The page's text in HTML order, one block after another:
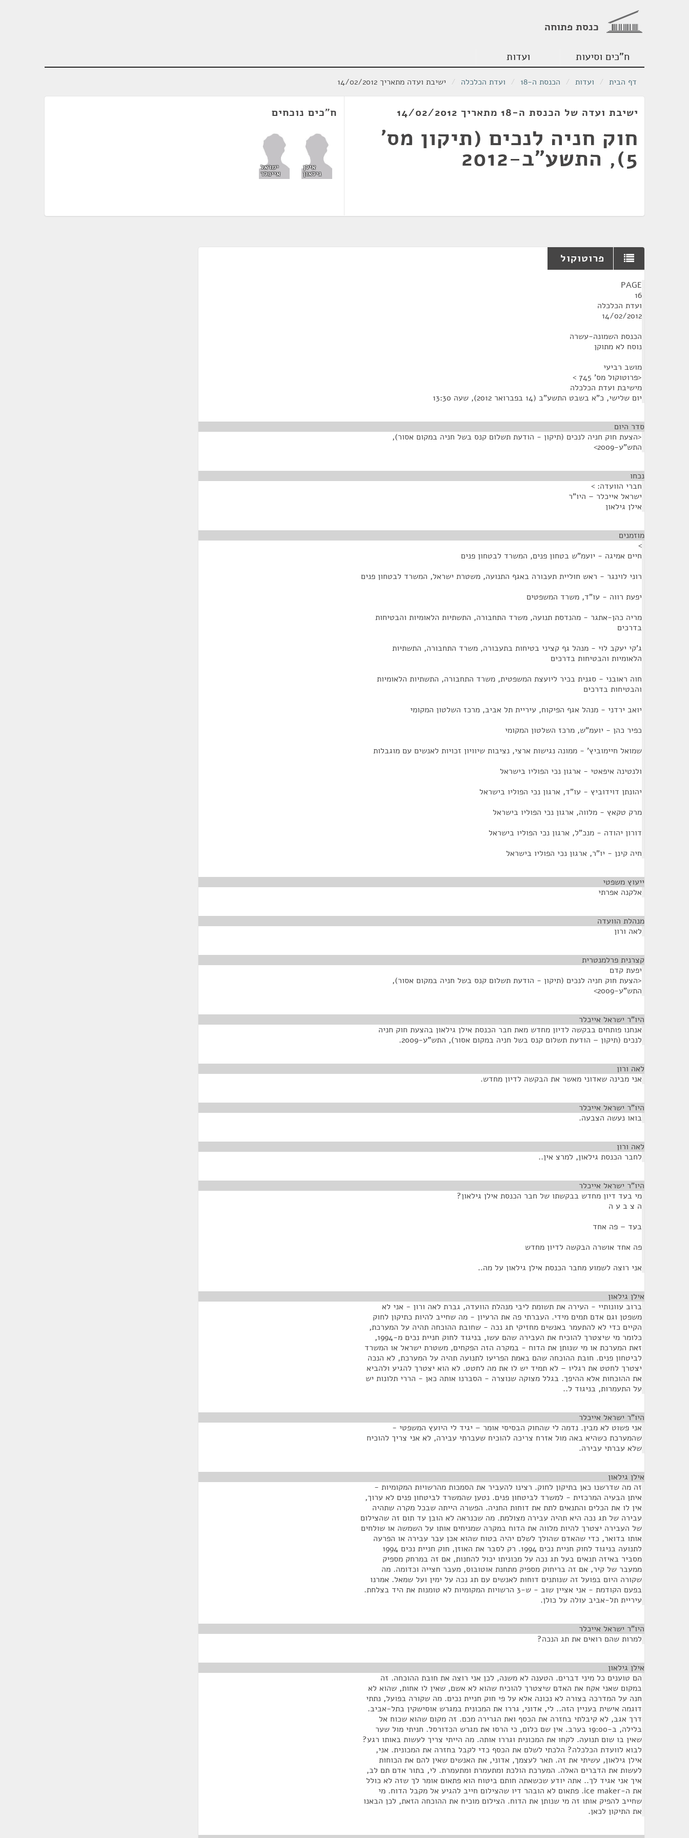
כנסת פתוחה
ח"כים וסיעות ועדות
דף הבית / ועדות / הכנסת ה-18 / ועדת הכלכלה / ישיבת ועדה מתאריך 14/02/2012
ישיבת ועדה של הכנסת ה-18 מתאריך 14/02/2012
חוק חניה לנכים (תיקון מס'
5), התשע"ב-2012
ח"כים נוכחים
אילן
גילאון
ישראל
אייכלר
פרוטוקול
PAGE
16
ועדת הכלכלה
14/02/2012
הכנסת השמונה-עשרה
נוסח לא מתוקן
מושב רביעי
<פרוטוקול מס' 745 >
מישיבת ועדת הכלכלה
יום שלישי, כ"א בשבט התשע"ב (14 בפברואר 2012), שעה 13:30
סדר היום
<הצעת חוק חניה לנכים (תיקון - הודעת תשלום קנס בשל חניה במקום אסור),
התש"ע-2009>
נכחו
חברי הוועדה: >
ישראל אייכלר – היו"ר
אילן גילאון
מוזמנים
>
חיים אמיגה - יועמ"ש בטחון פנים, המשרד לבטחון פנים
רוני לוינגר - ראש חוליית תעבורה באגף התנועה, משטרת ישראל, המשרד לבטחון פנים
יפעת רווה - עו"ד, משרד המשפטים
מריה כהן-אתגר - מהנדסת תנועה, משרד התחבורה, התשתיות הלאומיות והבטיחות
בדרכים
ג'קי יעקב לוי - מנהל גף קציני בטיחות בתעבורה, משרד התחבורה, התשתיות
הלאומיות והבטיחות בדרכים
חוה ראובני - סגנית בכיר ליועצת המשפטית, משרד התחבורה, התשתיות הלאומיות
והבטיחות בדרכים
יואב ירדני - מנהל אגף הפיקוח, עיריית תל אביב, מרכז השלטון המקומי
כפיר כהן - יועמ"ש, מרכז השלטון המקומי
שמואל חיימוביץ' - ממונה נגישות ארצי, נציבות שיוויון זכויות לאנשים עם מוגבלות
ולנטינה איפאטי - ארגון נכי הפוליו בישראל
יהונתן דוידוביץ - עו"ד, ארגון נכי הפוליו בישראל
מרק טקאץ - מלווה, ארגון נכי הפוליו בישראל
דורון יהודה - מנכ"ל, ארגון נכי הפוליו בישראל
חיה קינן - יו"ר, ארגון נכי הפוליו בישראל
ייעוץ משפטי
אלקנה אפרתי
מנהלת הוועדה
לאה ורון
קצרנית פרלמנטרית
יפעת קדם
<הצעת חוק חניה לנכים (תיקון - הודעת תשלום קנס בשל חניה במקום אסור),
התש"ע-2009>
היו"ר ישראל אייכלר
אנחנו פותחים בבקשה לדיון מחדש מאת חבר הכנסת אילן גילאון בהצעת חוק חניה
לנכים (תיקון – הודעת תשלום קנס בשל חניה במקום אסור), התש"ע-2009.
לאה ורון
אני מבינה שאדוני מאשר את הבקשה לדיון מחדש.
היו"ר ישראל אייכלר
בואו נעשה הצבעה.
לאה ורון
לחבר הכנסת גילאון, למרצ אין..
היו"ר ישראל אייכלר
מי בעד דיון מחדש בבקשתו של חבר הכנסת אילן גילאון?
ה צ ב ע ה
בעד – פה אחד
פה אחד אושרה הבקשה לדיון מחדש
אני רוצה לשמוע מחבר הכנסת אילן גילאון על מה..
אילן גילאון
ברוב עוונותיי - העירה את תשומת ליבי מנהלת הוועדה, גברת לאה ורון - אני לא
משפטן וגם אדם תמים מידי. העברתי פה את הרעיון - מה שחייב להיות כתיקון לחוק
הקיים כדי לא להתעמר באנשים מחזיקי תג נכה - שחובת ההוכחה תהיה על המערכת,
כלומר מי שיצטרך להוכיח את העבירה שהם עשו, בניגוד לחוק חניית נכים מ-1994,
זאת המערכת או מי שנותן את הדוח - במקרה הזה הפקחים, משטרת ישראל או המשרד
לביטחון פנים. חובת ההוכחה שהם באמת הפריעו לתנועה תהיה על המערכת, לא הנכה
יצטרך לחטט את רגליו – לא תמיד יש לו את מה לחטט. לא הוא יצטרך להגיע ולהביא
את ההוכחות אלא ההיפך. בגלל מצוקה שנוצרה - הסברנו אותה כאן - הררי תלונות יש
על התעמרות, בניגוד ל..
היו"ר ישראל אייכלר
אני פשוט לא מבין. נדמה לי שהחוק הבסיסי אומר – יגיד לי היועץ המשפטי -
שהמערכת כשהיא באה מול אזרח צריכה להוכיח שעברתי עבירה, לא אני צריך להוכיח
שלא עברתי עבירה.
אילן גילאון
זה מה שדרשנו כאן בתיקון לחוק. רצינו להעביר את הסמכות מהרשויות המקומיות -
איתן הבעיה המרכזית - למשרד לביטחון פנים. נטען שהמשרד לביטחון פנים לא ערוך,
אין לו את הכלים והתנאים לתת את דוחות החניה. הפשרה הייתה שבכל מקרה שתהיה
עבירה של תג נכה היא תהיה עבירה מצולמת. מה שכנראה לא הובן עד תום זה שהצילום
של העבירה יצטרך להיות מלווה את הדוח במקרה שמניחים אותו על השמשה או שולחים
אותו בדואר, כדי שהאדם שהולך לשלם יהיה בטוח שהוא אכן עבר עבירה או הפרעה
לתנועה בניגוד לחוק חניית נכים 1994. רק לסבר את האוזן, חוק חניית נכים 1994
מסביר באיזה תנאים בעל תג נכה על מכוניתו יכול להחנות, אם זה במרחק מספיק
ממעבר של קיר, אם זה בריחוק מספיק מתחנת אוטובוס, מעבר חצייה וכדומה. מה
שקורה היום בפועל זה שנותנים דוחות לאנשים עם תג נכה על ימין ועל שמאל. אמרנו
בפעם הקודמת - אני אציין שוב - ש-3 הרשויות המקומיות לא טומנות את היד בצלחת.
עיריית תל-אביב עולה על כולן.
היו"ר ישראל אייכלר
למרות שהם רואים את תג הנכה?
אילן גילאון
הם טוענים כל מיני דברים. הטענה לא משנה, לכן אני רוצה את חובת ההוכחה. זה
במקום שאני אקח את האדם שיצטרך להוכיח שהוא לא אשם, שאין לו אחות, שהוא לא
חנה על המדרכה בצורה לא נכונה אלא על פי חוק חניית נכים. מה שקורה בפועל, נתתי
דוגמה אישית בעניין הזה.. לי, אדוני, גררו את המכונית במגרש אוסישקין בתל-אביב.
דרך אגב, לא קיבלתי בחזרה את הכסף ואת הגרירה מכם. זה מקום שהוא שכוח אל
בלילה, ב-19:00 בערב. אין שם כלום, כי הרסו את מגרש הכדורסל. חניתי מול שער
שאין בו שום תנועה. לקחו את המכונית וגררו אותה. מה הייתי צריך לעשות באותו רגע?
לבוא לוועדת הכלכלה? הלכתי לשלם את הכסף כדי לקבל בחזרה את המכונית. אני,
אילן גילאון, עשיתי את זה. תאר לעצמך, אדוני, את האנשים שאין להם את הכוחות
לעשות את הדברים האלה. המערכת הולכת ומתעמרת ומתעמרת. לי, בתור אדם תם לב,
איך אני אגיד לך.. אתה יודע שכשאתה חותם ביטוח הוא פתאום אומר לך שזה לא כולל
את ה-ice maker. פתאום לא הובהר דיו שהצילום חייב להגיע אל מקבל הדוח. מי
שחייב להפיק אותו זה מי שנותן את הדוח. הצילום מוכיח את ההוכחה הזאת, לכן הבאנו
את התיקון לכאן.